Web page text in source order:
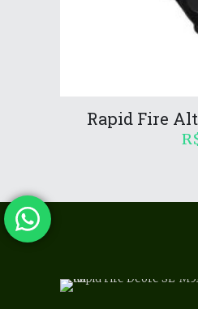
Rapid Fire